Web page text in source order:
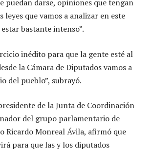
puedan darse, opiniones que tengan
leyes que vamos a analizar en este
bastante intenso”.
inédito para que la gente esté al
la Cámara de Diputados vamos a
del pueblo”, subrayó.
de la Junta de Coordinación
del grupo parlamentario de
Ricardo Monreal Ávila, afirmó que
para que las y los diputados